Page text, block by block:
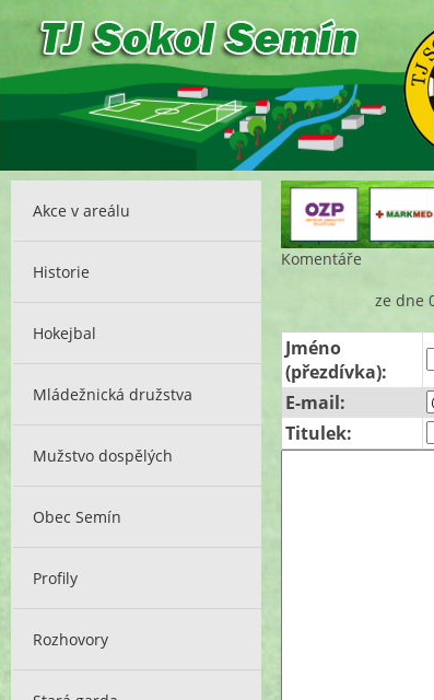
Akce v areálu
Historie
Hokejbal
Mládežnická družstva
Mužstvo dospělých
Obec Semín
Profily
Rozhovory
Komentáře
ze dne
Jméno
(přezdívka):
E-mail:
Titulek: